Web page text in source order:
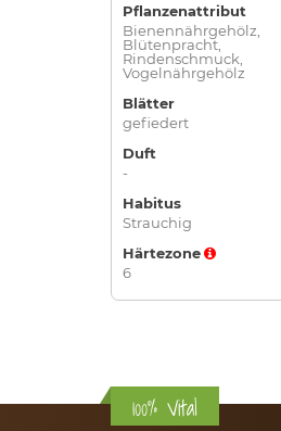
Pflanzenattribut
Bienennährgehölz,
Blütenpracht,
Rindenschmuck,
Vogelnährgehölz
Blätter
gefiedert
Duft
-
Habitus
Strauchig
Härtezone
6
100% Vital